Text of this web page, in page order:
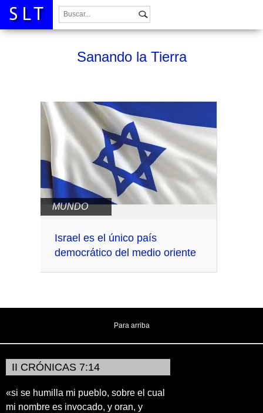
Buscar:
Sanando la Tierra
MUNDO
Israel es el único país
democrático del medio oriente
Para arriba
II CRÓNICAS 7:14
«si se humilla mi pueblo, sobre el cual
mi nombre es invocado, y oran, y